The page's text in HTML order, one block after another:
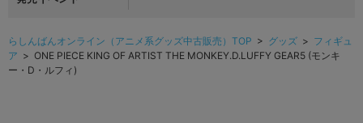
らしんばんオンライン（アニメ系グッズ中古販売）TOP > グッズ > フィギュ
ア > ONE PIECE KING OF ARTIST THE MONKEY.D.LUFFY GEAR5 (モンキ
ー・D・ルフィ)